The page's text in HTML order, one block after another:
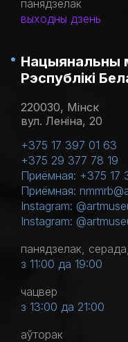
панядзелак
выходны дзень
Нацыянальны
Рэспублікі
220030, Мінск
вул. Леніна, 20
+375 17 397 01 63
+375 29 377 78 19
Приёмная: +375 17
Приёмная:
Instagram:
Instagram:
панядзелак,
з 11:00 да 19:00
чацвер
з 13:00 да 21:00
аўторак